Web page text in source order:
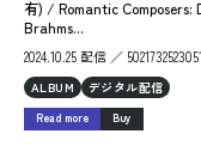
有) / Romantic Composers:
Brahms...
2024.10.25 配信 ／ 5021732523051
ALBUM デジタル配信
Read more Buy